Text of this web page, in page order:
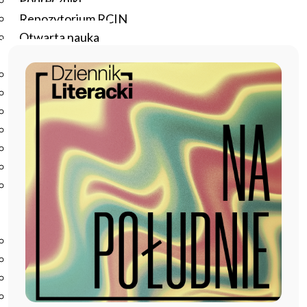
Repozytorium RCIN
Otwarta nauka
Studia podyplomowe
Szkolenia
Szkoła Doktorska Anthropos
Erasmus
Olimpiada Literatury i Języka Polskiego
Olimpiada Literatury i Języka Polskiego dla Szkół
Podstawowych
Biblioteka
O bibliotece
Godziny otwarcia
Katalog
Nowości